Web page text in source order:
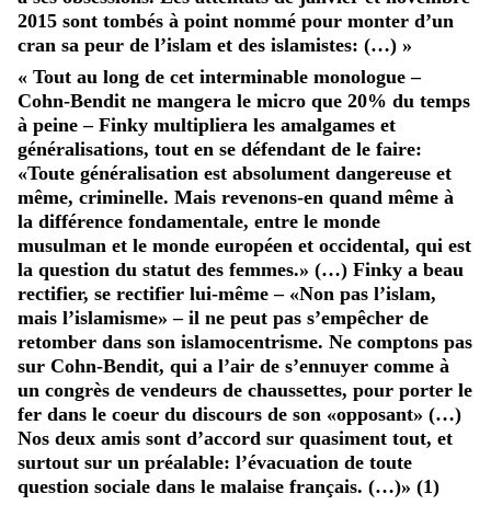
2015 sont tombés à point nommé pour monter d’un
cran sa peur de l’islam et des islamistes: (…) »
« Tout au long de cet interminable monologue –
Cohn-Bendit ne mangera le micro que 20% du temps
à peine – Finky multipliera les amalgames et
généralisations, tout en se défendant de le faire:
«Toute généralisation est absolument dangereuse et
même, criminelle. Mais revenons-en quand même à
la différence fondamentale, entre le monde
musulman et le monde européen et occidental, qui est
la question du statut des femmes.» (…) Finky a beau
rectifier, se rectifier lui-même – «Non pas l’islam,
mais l’islamisme» – il ne peut pas s’empêcher de
retomber dans son islamocentrisme. Ne comptons pas
sur Cohn-Bendit, qui a l’air de s’ennuyer comme à
un congrès de vendeurs de chaussettes, pour porter le
fer dans le coeur du discours de son «opposant» (…)
Nos deux amis sont d’accord sur quasiment tout, et
surtout sur un préalable: l’évacuation de toute
question sociale dans le malaise français. (…)» (1)